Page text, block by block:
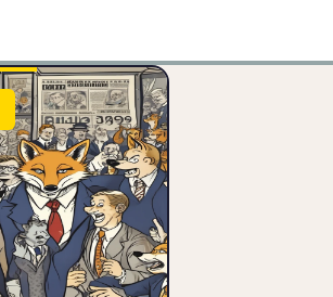
Kryptosteuer 2026
— Was du über
Bitcoin, Ethereum &
Co. wissen musst
Du hast 2021
Bitcoin gekauft,
2024 Ethereum ge
🏷️ Krypto
🧾 Steuern